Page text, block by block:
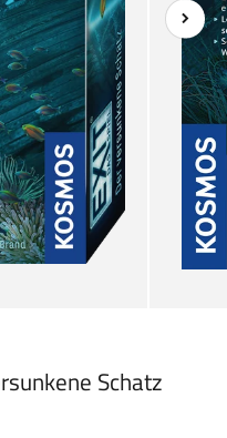
Schatz